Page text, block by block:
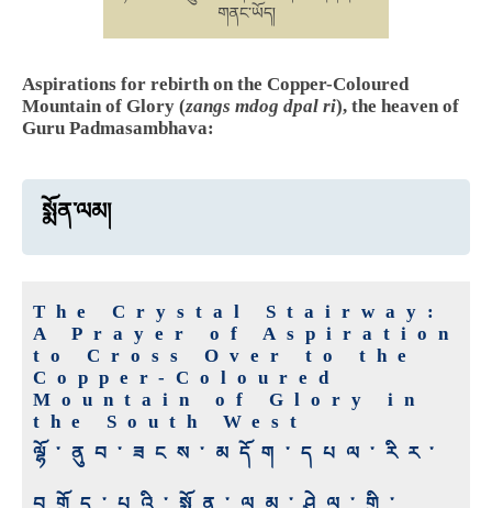
གནང་ཡོད།
Aspirations for rebirth on the Copper-Coloured
Mountain of Glory (zangs mdog dpal ri), the heaven of
Guru Padmasambhava:
སྨོན་ལམ།
The Crystal Stairway:
A Prayer of Aspiration
to Cross Over to the
Copper-Coloured
Mountain of Glory in
the South West
ལྷོ་ནུབ་ཟངས་མདོག་དཔལ་རིར་